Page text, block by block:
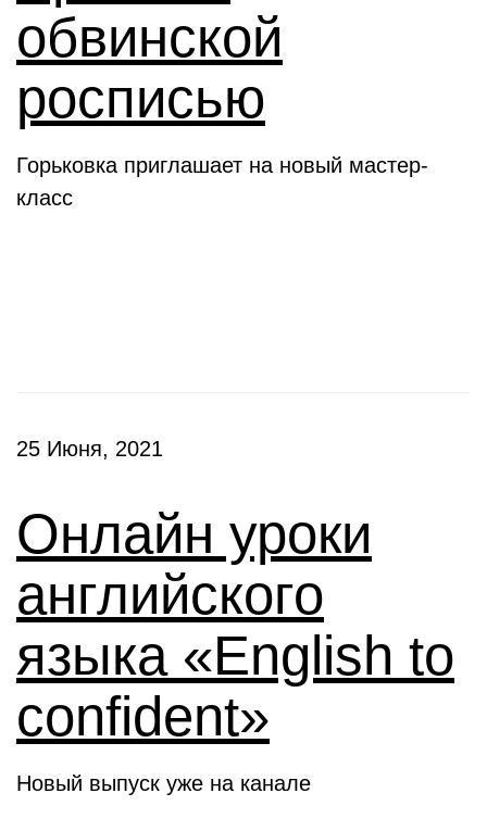
обвинской
росписью
Горьковка приглашает на новый мастер-
класс
25 Июня, 2021
Онлайн уроки
английского
языка «English to
confident»
Новый выпуск уже на канале